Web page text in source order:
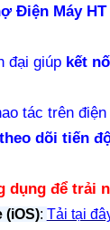
Điện Máy HT
đại giúp kết
tác trên
theo dõi tiến
dụng để trải
(iOS): Tải tại